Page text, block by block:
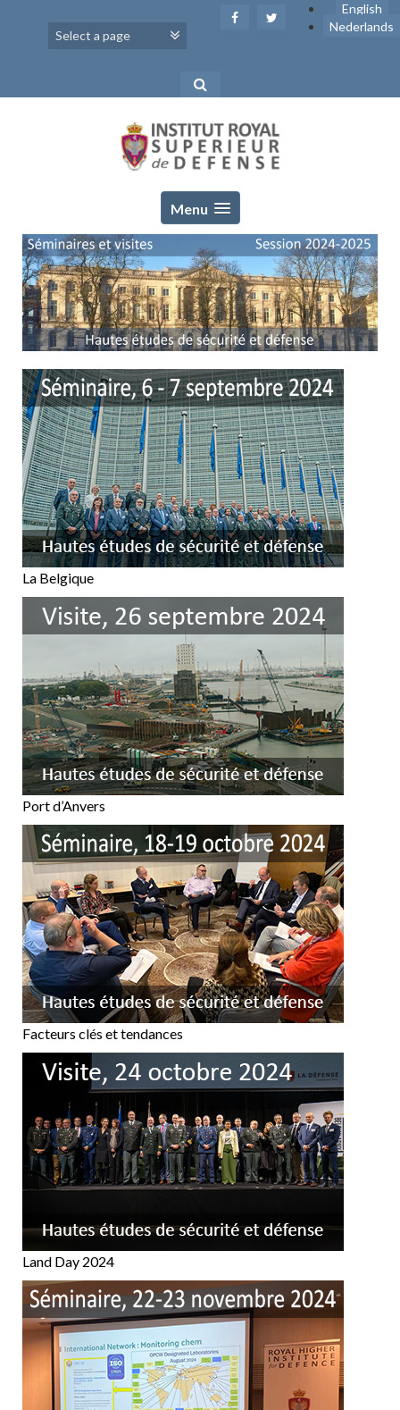
English
Nederlands
Menu
La Belgique
Port d’Anvers
Facteurs clés et tendances
Land Day 2024